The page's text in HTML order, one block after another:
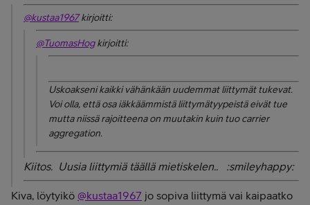
@kustaa1967kirjoitti:
@TuomasHogkirjoitti:
Uskoakseni kaikki vähänkään uudemmat liittymät tukevat.
Voi olla, että osa iäkkäämmistä liittymätyypeistä eivät tue
mutta niissä rajoitteena on muutakin kuin tuo carrier
aggregation.
Kiitos. Uusia liittymiä täällä mietiskelen.. :smileyhappy:
Kiva, löytyikö @kustaa1967 jo sopiva liittymä vai kaipaatko